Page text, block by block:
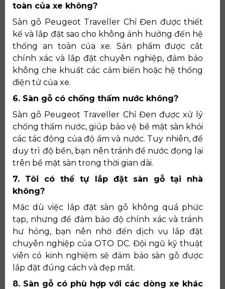
toàn của xe không?
Sàn gỗ Peugeot Traveller Chỉ Đen được thiết
kế và lắp đặt sao cho không ảnh hưởng đến hệ
thống an toàn của xe. Sản phẩm được cắt
chính xác và lắp đặt chuyên nghiệp, đảm bảo
không che khuất các cảm biến hoặc hệ thống
điện tử của xe.
6. Sàn gỗ có chống thấm nước không?
Sàn gỗ Peugeot Traveller Chỉ Đen được xử lý
chống thấm nước, giúp bảo vệ bề mặt sàn khỏi
các tác động của độ ẩm và nước. Tuy nhiên, để
duy trì độ bền, bạn nên tránh để nước đọng lại
trên bề mặt sàn trong thời gian dài.
7. Tôi có thể tự lắp đặt sàn gỗ tại nhà
không?
Mặc dù việc lắp đặt sàn gỗ không quá phức
tạp, nhưng để đảm bảo độ chính xác và tránh
hư hỏng, bạn nên nhờ đến dịch vụ lắp đặt
chuyên nghiệp của OTO DC. Đội ngũ kỹ thuật
viên có kinh nghiệm sẽ đảm bảo sàn gỗ được
lắp đặt đúng cách và đẹp mắt.
8. Sàn gỗ có phù hợp với các dòng xe khác